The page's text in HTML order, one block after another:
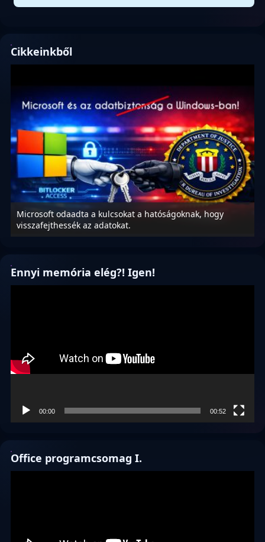
Cikkeinkből
Microsoft odaadta a kulcsokat a hatóságoknak, hogy
visszafejthessék az adatokat.
Ennyi memória elég?! Igen!
00:00 00:52
Office programcsomag I.